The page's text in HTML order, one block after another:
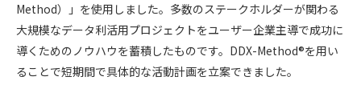
Method）」を使用しました。多数のステークホルダーが関わる
大規模なデータ利活用プロジェクトをユーザー企業主導で成功に
導くためのノウハウを蓄積したものです。DDX-Method®を用い
ることで短期間で具体的な活動計画を立案できました。